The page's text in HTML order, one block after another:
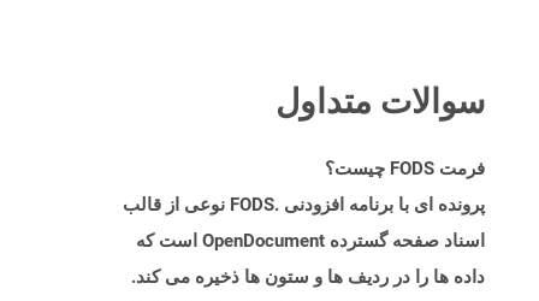
سوالات متداول
فرمت FODS چیست؟
پرونده ای با برنامه افزودنی .FODS نوعی از قالب
اسناد صفحه گسترده OpenDocument است که
داده ها را در ردیف ها و ستون ها ذخیره می کند.